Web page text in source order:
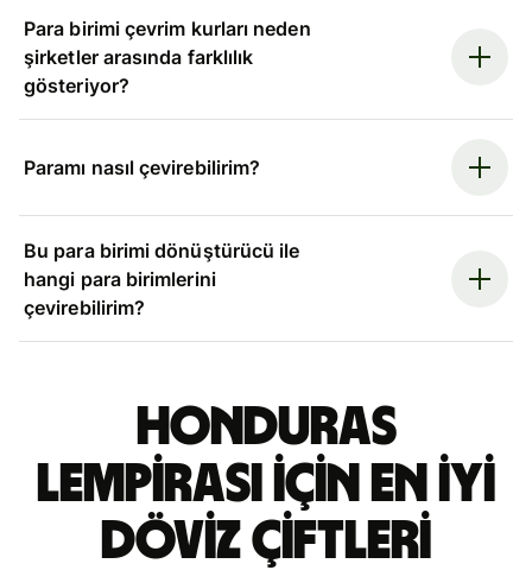
Para birimi çevrim kurları neden
şirketler arasında farklılık
gösteriyor?
Paramı nasıl çevirebilirim?
Bu para birimi dönüştürücü ile
hangi para birimlerini
çevirebilirim?
Honduras
lempirası için en iyi
döviz çiftleri